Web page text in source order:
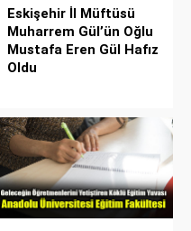
Eskişehir İl Müftüsü
Muharrem Gül’ün Oğlu
Mustafa Eren Gül Hafız
Oldu